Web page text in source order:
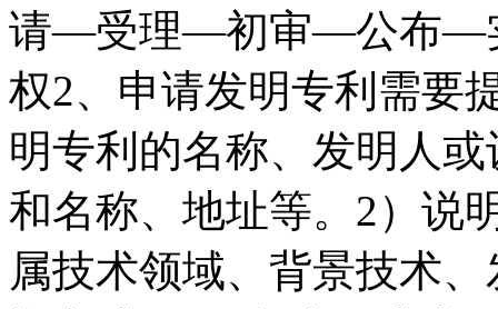
请—受理—初审—公布—
权2、申请发明专利需要
明专利的名称、发明人
和名称、地址等。2）说
属技术领域、背景技术